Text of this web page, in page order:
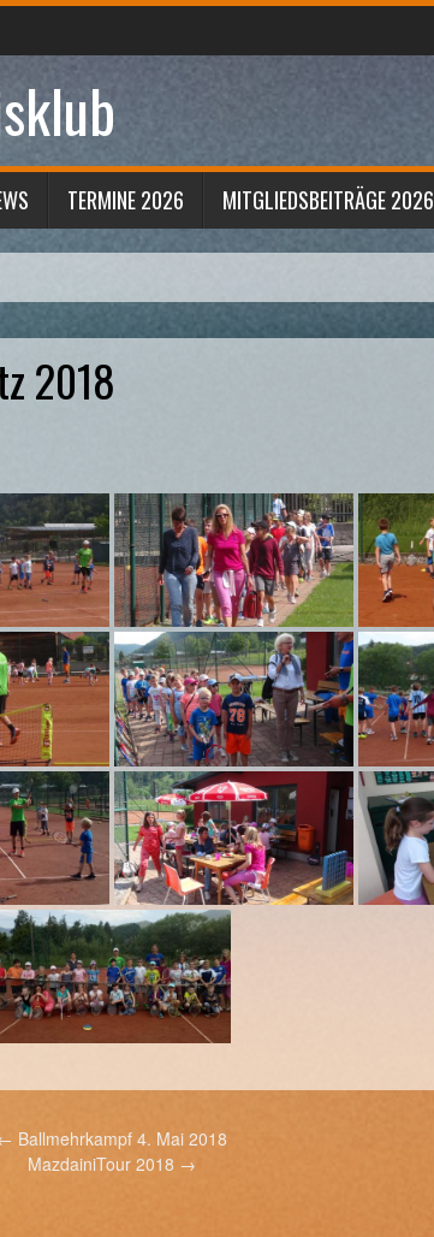
TERMINE 2026 MITGLIEDSBEITRÄGE 2026
2018
Ballmehrkampf 4. Mai 2018
MazdainiTour 2018 →